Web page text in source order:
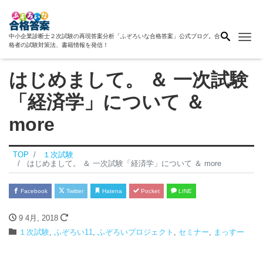
中小企業診断士２次試験の再現答案分析「ふぞろいな合格答案」公式ブログ。合
格者の試験対策法、書籍情報を発信！
はじめまして。 ＆ 一次試験
「経済学」について ＆
more
TOP
１次試験
はじめまして。 ＆ 一次試験「経済学」について ＆ more
Facebook Twitter Hatena Pocket LINE
9 4月, 2018
１次試験 ふぞろい11 ふぞろいプロジェクト セミナー まっすー